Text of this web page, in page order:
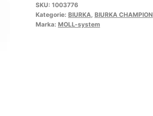
up
biurko
SKU: 1003776
Kategorie: BIURKA BIURKA CHAMPION
Marka: MOLL-system